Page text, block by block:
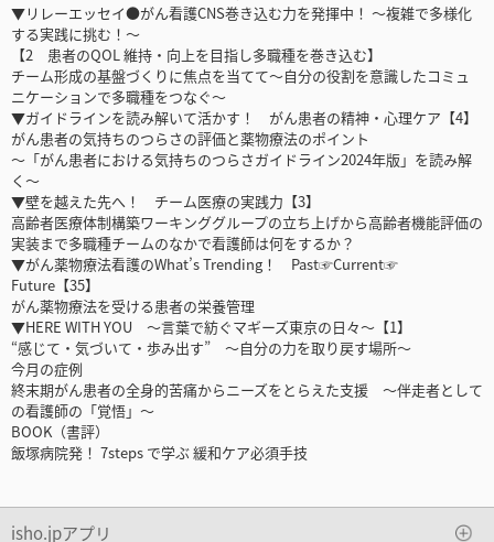
▼リレーエッセイ●がん看護CNS巻き込む力を発揮中！ 〜複雑で多様化
する実践に挑む！〜
【2 患者のQOL 維持・向上を目指し多職種を巻き込む】
チーム形成の基盤づくりに焦点を当てて〜自分の役割を意識したコミュ
ニケーションで多職種をつなぐ〜
▼ガイドラインを読み解いて活かす！ がん患者の精神・心理ケア【4】
がん患者の気持ちのつらさの評価と薬物療法のポイント
〜「がん患者における気持ちのつらさガイドライン2024年版」を読み解
く〜
▼壁を越えた先へ！ チーム医療の実践力【3】
高齢者医療体制構築ワーキンググループの立ち上げから高齢者機能評価の
実装まで多職種チームのなかで看護師は何をするか？
▼がん薬物療法看護のWhat’s Trending！ Past☞Current☞
Future【35】
がん薬物療法を受ける患者の栄養管理
▼HERE WITH YOU 〜言葉で紡ぐマギーズ東京の日々〜【1】
“感じて・気づいて・歩み出す” 〜自分の力を取り戻す場所〜
今月の症例
終末期がん患者の全身的苦痛からニーズをとらえた支援 〜伴走者として
の看護師の「覚悟」〜
BOOK（書評）
飯塚病院発！ 7steps で学ぶ 緩和ケア必須手技
isho.jpアプリ